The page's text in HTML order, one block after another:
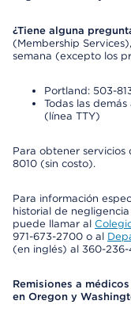
¿Tiene alguna
(Membership
semana (excepto los
Portland: 503-
Todas las
(línea TTY)
Para obtener
8010 (sin costo).
Para información
historial de
puede llamar al
971-673-2700 o al
(en inglés) al 360-
Remisiones a
en Oregon y